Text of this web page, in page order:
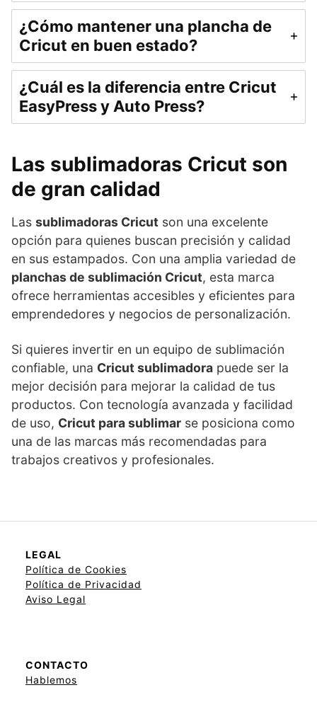
¿Cómo mantener una plancha de
Cricut en buen estado?
¿Cuál es la diferencia entre Cricut
EasyPress y Auto Press?
Las sublimadoras Cricut son
de gran calidad
Las sublimadoras Cricut son una excelente
opción para quienes buscan precisión y calidad
en sus estampados. Con una amplia variedad de
planchas de sublimación Cricut, esta marca
ofrece herramientas accesibles y eficientes para
emprendedores y negocios de personalización.
Si quieres invertir en un equipo de sublimación
confiable, una Cricut sublimadora puede ser la
mejor decisión para mejorar la calidad de tus
productos. Con tecnología avanzada y facilidad
de uso, Cricut para sublimar se posiciona como
una de las marcas más recomendadas para
trabajos creativos y profesionales.
LEGAL
Política de Cookies
Política de Privacidad
Aviso Legal
CONTACTO
Hablemos